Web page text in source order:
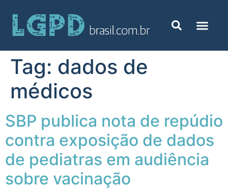
Tag: dados de
médicos
SBP publica nota de repúdio
contra exposição de dados
de pediatras em audiência
sobre vacinação